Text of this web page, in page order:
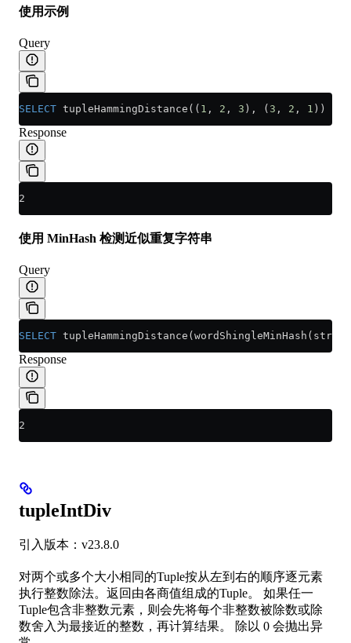
使用示例
Query
SELECT tupleHammingDistance(( 1 , 2 , 3 ), ( 3 , 2 , 1 ))
Response
2
使用 MinHash 检测近似重复字符串
Query
SELECT
Response
2
tupleIntDiv
引入版本：v23.8.0
对两个或多个大小相同的Tuple按从左到右的顺序逐元素
执行整数除法。返回由各商值组成的Tuple。 如果任一
Tuple包含非整数元素，则会先将每个非整数被除数或除
数舍入为最接近的整数，再计算结果。 除以 0 会抛出异